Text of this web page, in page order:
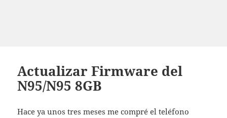
Actualizar Firmware del
N95/N95 8GB
Hace ya unos tres meses me compré el teléfono